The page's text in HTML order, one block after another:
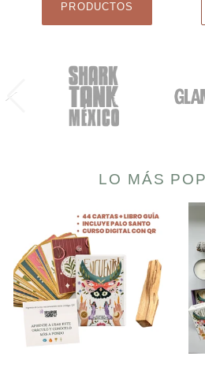
PRODUCTOS
LO MÁS
Kit
de
Claridad
Interior
Cartas
Premium
Kit
Kit
del